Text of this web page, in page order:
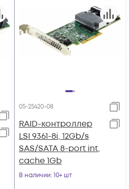
05-25420-08
RAID-контроллер
LSI 9361-8i, 12Gb/s
SAS/SATA 8-port int,
cache 1Gb
В наличии: 10+ шт